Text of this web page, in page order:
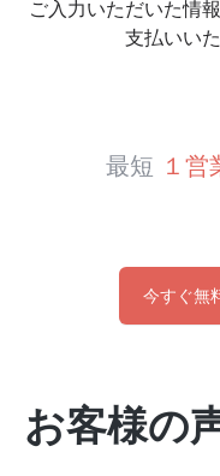
ご入力いただいた情
支払いい
最短 １営
今すぐ無
お客様の